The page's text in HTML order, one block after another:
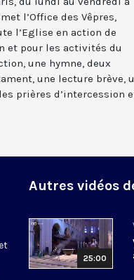
l’Office des Vêpres,
l’Eglise en action de
et pour les activités du
une hymne, deux
une lecture brève,
prières d’intercession
Autres vidéos
25:00